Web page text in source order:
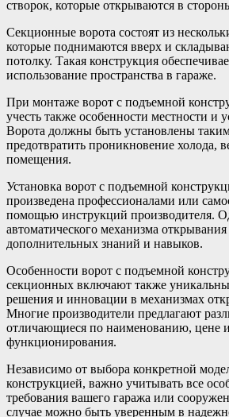
створок, которые открываются в
Секционные ворота состоят из
которые поднимаются вверх и
потолку. Такая конструкция
использование пространства в гараже.
При монтаже ворот с подъемной
учесть также особенности местности и
Ворота должны быть установлены
предотвратить проникновение холода,
помещения.
Установка ворот с подъемной
произведена профессионалами или
помощью инструкций производителя.
автоматического механизма
дополнительных знаний и навыков.
Особенности ворот с подъемной
секционных включают также
решения и инновации в механизмах
Многие производители предлагают
отличающиеся по наименованию, цене
функционирования.
Независимо от выбора конкретной
конструкцией, важно учитывать все
требования вашего гаража или
случае можно быть уверенным в